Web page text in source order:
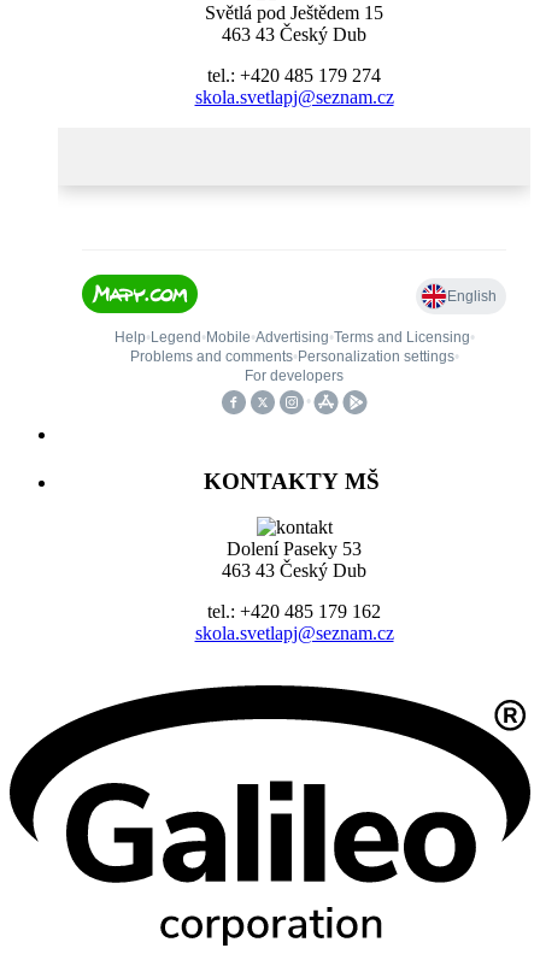
Světlá pod Ještědem 15
463 43 Český Dub
tel.: +420 485 179 274
skola.svetlapj@seznam.cz
KONTAKTY MŠ
Dolení Paseky 53
463 43 Český Dub
tel.: +420 485 179 162
skola.svetlapj@seznam.cz